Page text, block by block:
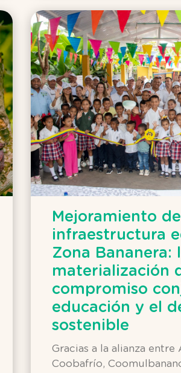
Mejoramiento de
infraestructura
Zona Bananera:
materialización
compromiso
educación y el
sostenible
Gracias a la alianza entre
Coobafrío,